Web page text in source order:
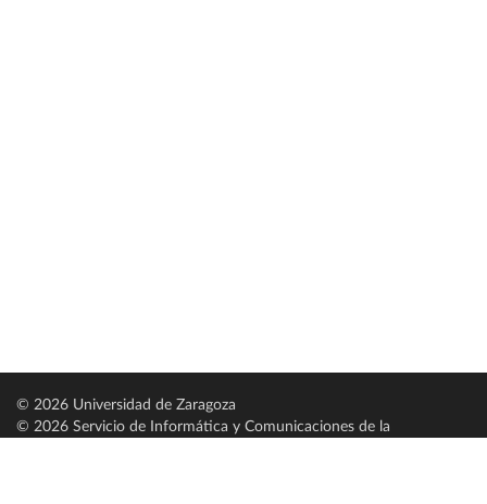
© 2026 Universidad de Zaragoza
© 2026 Servicio de Informática y Comunicaciones de la